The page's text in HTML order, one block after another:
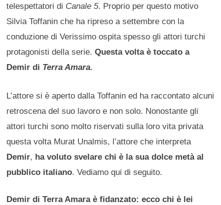
telespettatori di Canale 5. Proprio per questo motivo
Silvia Toffanin che ha ripreso a settembre con la
conduzione di Verissimo ospita spesso gli attori turchi
protagonisti della serie.Questa volta è toccato a
Demir di Terra Amara.
L’attore si è aperto dalla Toffanin ed ha raccontato alcuni
retroscena del suo lavoro e non solo. Nonostante gli
attori turchi sono molto riservati sulla loro vita privata
questa volta Murat Unalmis, l’attore che interpreta
Demir, ha voluto svelare chi è la sua dolce metà al
pubblico italiano. Vediamo qui di seguito.
Demir di Terra Amara è fidanzato: ecco chi è lei